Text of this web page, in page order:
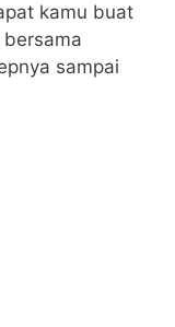
kamu buat
sampai